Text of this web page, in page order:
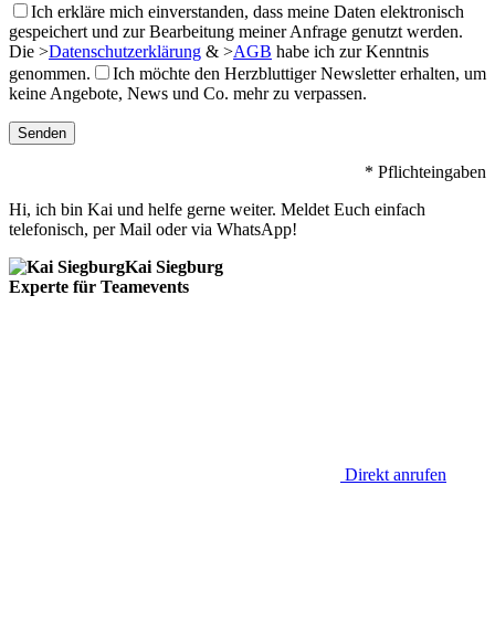
Ich erkläre mich einverstanden, dass meine Daten elektronisch
gespeichert und zur Bearbeitung meiner Anfrage genutzt werden.
Die >Datenschutzerklärung & >AGB habe ich zur Kenntnis
genommen.
Ich möchte den Herzbluttiger Newsletter erhalten, um
keine Angebote, News und Co. mehr zu verpassen.
* Pflichteingaben
Hi, ich bin Kai und helfe gerne weiter. Meldet Euch einfach
telefonisch, per Mail oder via WhatsApp!
Kai Siegburg
Experte für Teamevents
Direkt anrufen